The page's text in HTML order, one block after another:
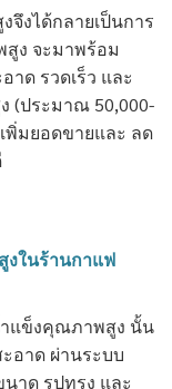
งได้กลายเป็นการ
ง จะมาพร้อม
ด รวดเร็ว และ
(ประมาณ 50,000-
พิ่มยอดขายและ ลด
ในร้านกาแฟ
ำแข็งคุณภาพสูง นั้น
อาด ผ่านระบบ
าด รูปทรง และ